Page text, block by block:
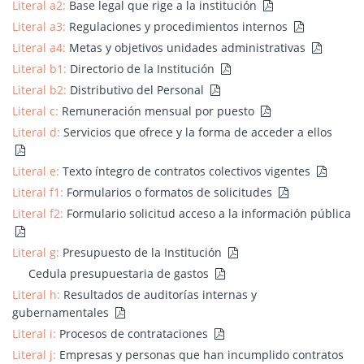
Literal a2: Base legal que rige a la institución
Literal a3: Regulaciones y procedimientos internos
Literal a4: Metas y objetivos unidades administrativas
Literal b1: Directorio de la Institución
Literal b2: Distributivo del Personal
Literal c: Remuneración mensual por puesto
Literal d: Servicios que ofrece y la forma de acceder a ellos
Literal e: Texto íntegro de contratos colectivos vigentes
Literal f1: Formularios o formatos de solicitudes
Literal f2: Formulario solicitud acceso a la información pública
Literal g: Presupuesto de la Institución
Cedula presupuestaria de gastos
Literal h: Resultados de auditorías internas y
gubernamentales
Literal i: Procesos de contrataciones
Literal j: Empresas y personas que han incumplido contratos